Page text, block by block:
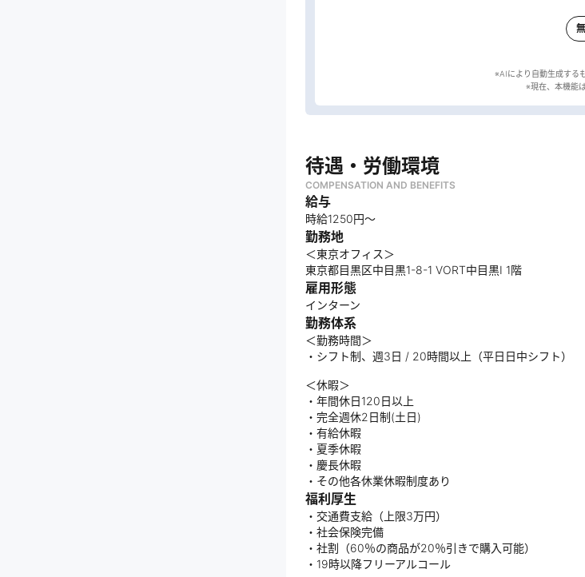
※AIにより自動生成する
待遇・労働環境
COMPENSATION AND BENEFITS
給与
時給1250円〜
勤務地
＜東京オフィス＞
東京都目黒区中目黒1-8-1 VORT中目黒Ⅰ 1階
雇用形態
インターン
勤務体系
＜勤務時間＞
・シフト制、週3日 / 20時間以上（平日日中シフト）
＜休暇＞
・年間休日120日以上
・完全週休2日制(土日)
・有給休暇
・夏季休暇
・慶長休暇
・その他各休業休暇制度あり
福利厚生
・交通費支給（上限3万円）
・社会保険完備
・社割（60％の商品が20％引きで購入可能）
・19時以降フリーアルコール